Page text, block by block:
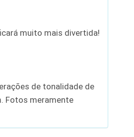
muito mais divertida!
de tonalidade de
Fotos meramente